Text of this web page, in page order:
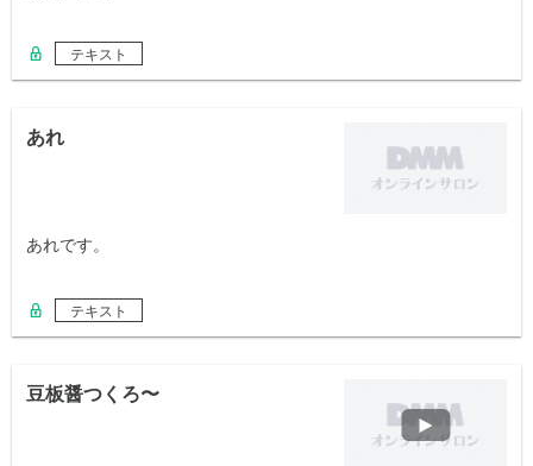
テキスト
あれ
あれです。
テキスト
豆板醤つくろ〜